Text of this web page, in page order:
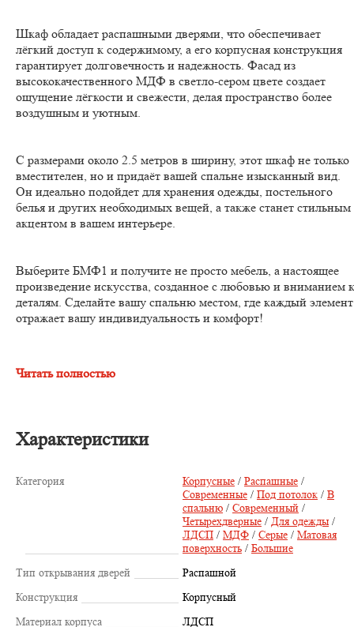
Шкаф обладает распашными дверями, что обеспечивает
лёгкий доступ к содержимому, а его корпусная конструкция
гарантирует долговечность и надежность. Фасад из
высококачественного МДФ в светло-сером цвете создает
ощущение лёгкости и свежести, делая пространство более
воздушным и уютным.
С размерами около 2.5 метров в ширину, этот шкаф не только
вместителен, но и придаёт вашей спальне изысканный вид.
Он идеально подойдет для хранения одежды, постельного
белья и других необходимых вещей, а также станет стильным
акцентом в вашем интерьере.
Выберите БМФ1 и получите не просто мебель, а настоящее
произведение искусства, созданное с любовью и вниманием к
деталям. Сделайте вашу спальню местом, где каждый элемент
отражает вашу индивидуальность и комфорт!
Читать полностью
Характеристики
Категория Корпусные / Распашные /
Современные / Под потолок / В
спальню / Современный /
Четырехдверные / Для одежды /
ЛДСП / МДФ / Серые / Матовая
поверхность / Большие
Тип открывания дверей
Распашной
Конструкция
Корпусный
Материал корпуса
ЛДСП